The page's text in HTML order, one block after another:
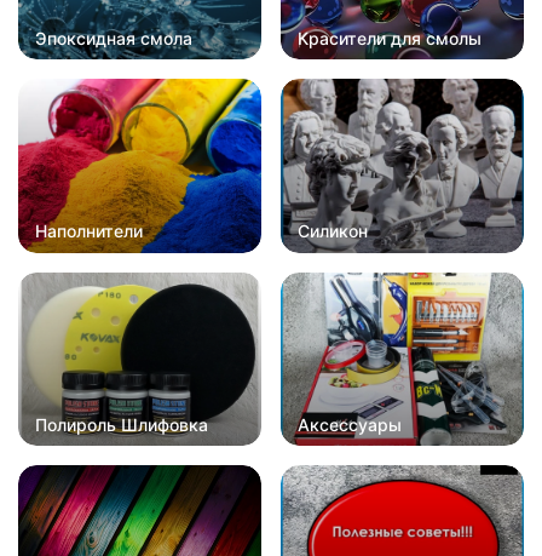
Эпоксидная смола Красители для смолы
Наполнители Силикон
Полироль Шлифовка Аксессуары